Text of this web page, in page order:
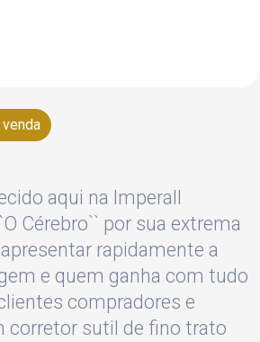
aqui na Imperall
Cérebro`` por sua extrema
rapidamente a
e quem ganha com tudo
compradores e
corretor sutil de fino trato